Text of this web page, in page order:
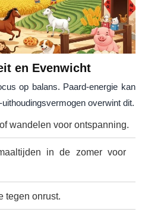
en Evenwicht
op balans. Paard-energie kan
overwint dit.
wandelen voor ontspanning.
in de zomer voor
tegen onrust.